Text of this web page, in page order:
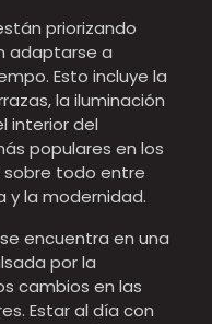
priorizando
adaptarse a
Esto incluye la
la iluminación
interior del
populares en los
sobre todo entre
y la modernidad.
encuentra en una
por la
cambios en las
Estar al día con